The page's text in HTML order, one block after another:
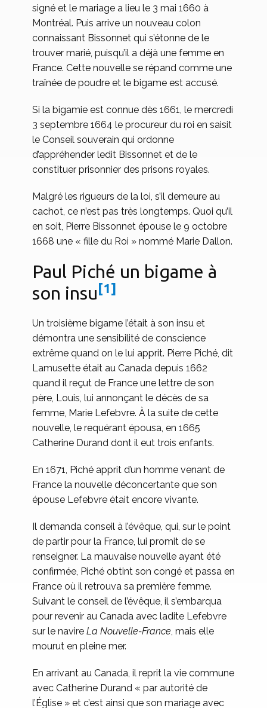
signé et le mariage a lieu le 3 mai 1660 à
Montréal. Puis arrive un nouveau colon
connaissant Bissonnet qui s’étonne de le
trouver marié, puisqu’il a déjà une femme en
France. Cette nouvelle se répand comme une
traînée de poudre et le bigame est accusé.
Si la bigamie est connue dès 1661, le mercredi
3 septembre 1664 le procureur du roi en saisit
le Conseil souverain qui ordonne
d’appréhender ledit Bissonnet et de le
constituer prisonnier des prisons royales.
Malgré les rigueurs de la loi, s’il demeure au
cachot, ce n’est pas très longtemps. Quoi qu’il
en soit, Pierre Bissonnet épouse le 9 octobre
1668 une « fille du Roi » nommé Marie Dallon.
Paul Piché un bigame à
son insu[1]
Un troisième bigame l’était à son insu et
démontra une sensibilité de conscience
extrême quand on le lui apprit. Pierre Piché, dit
Lamusette était au Canada depuis 1662
quand il reçut de France une lettre de son
père, Louis, lui annonçant le décès de sa
femme, Marie Lefebvre. À la suite de cette
nouvelle, le requérant épousa, en 1665
Catherine Durand dont il eut trois enfants.
En 1671, Piché apprit d’un homme venant de
France la nouvelle déconcertante que son
épouse Lefebvre était encore vivante.
Il demanda conseil à l’évêque, qui, sur le point
de partir pour la France, lui promit de se
renseigner. La mauvaise nouvelle ayant été
confirmée, Piché obtint son congé et passa en
France où il retrouva sa première femme.
Suivant le conseil de l’évêque, il s’embarqua
pour revenir au Canada avec ladite Lefebvre
sur le navire La Nouvelle-France, mais elle
mourut en pleine mer.
En arrivant au Canada, il reprit la vie commune
avec Catherine Durand « par autorité de
l’Église » et c’est ainsi que son mariage avec